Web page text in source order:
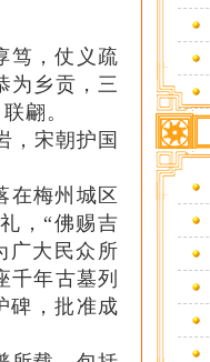
笃，仗义疏
为乡贡，三
翩。
，宋朝护国
在梅州城区
，“佛赐吉
广大民众所
千年古墓列
碑，批准成